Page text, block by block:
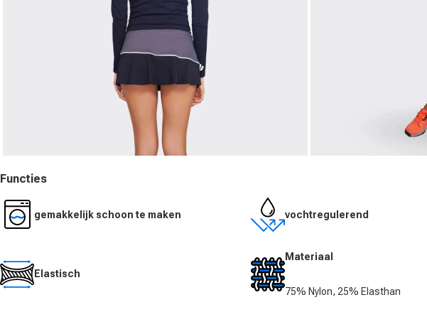
Functies
gemakkelijk schoon te maken vochtregulerend
Elastisch
Materiaal
75% Nylon, 25% Elasthan